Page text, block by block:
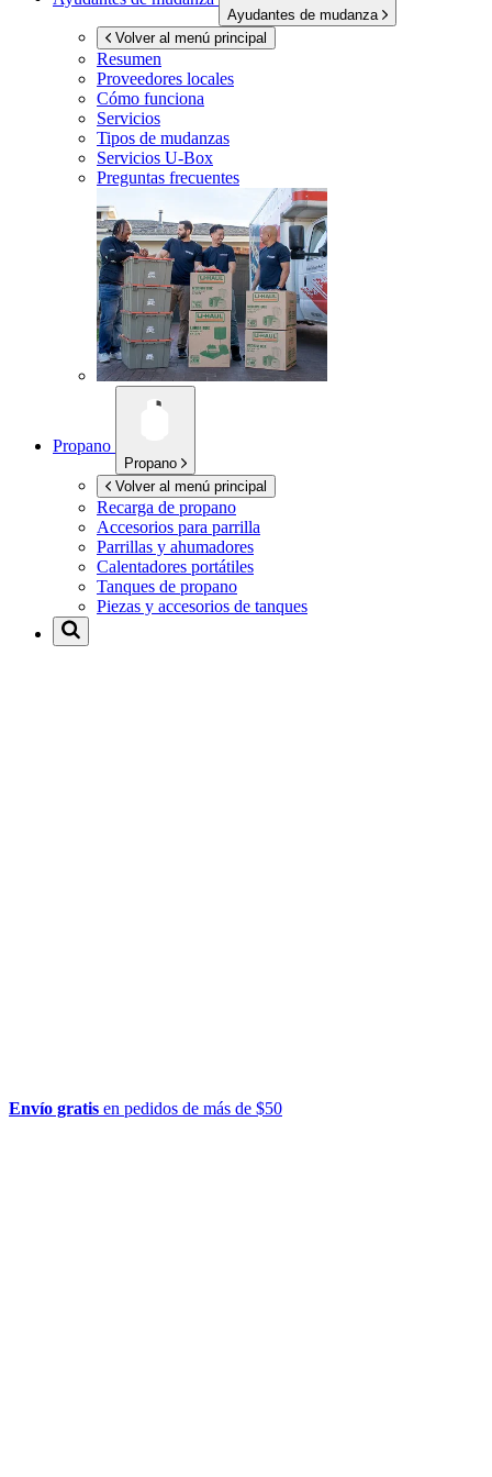
Ayudantes de mudanza
Volver al menú principal
Resumen
Proveedores locales
Cómo funciona
Servicios
Tipos de mudanzas
Servicios U-Box
Preguntas frecuentes
Propano
Propano
Volver al menú principal
Recarga de propano
Accesorios para parrilla
Parrillas y ahumadores
Calentadores portátiles
Tanques de propano
Piezas y accesorios de tanques
Envío gratis en pedidos de más de $50